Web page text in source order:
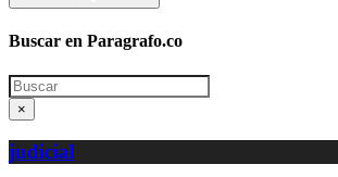
Buscar en Paragrafo.co
Search
×
judicial